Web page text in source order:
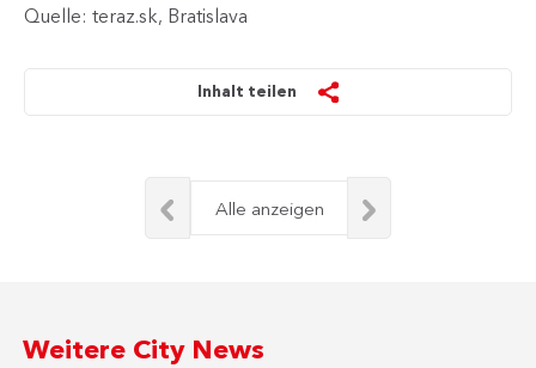
Quelle: teraz.sk, Bratislava
Inhalt teilen
Alle anzeigen
Weitere City News